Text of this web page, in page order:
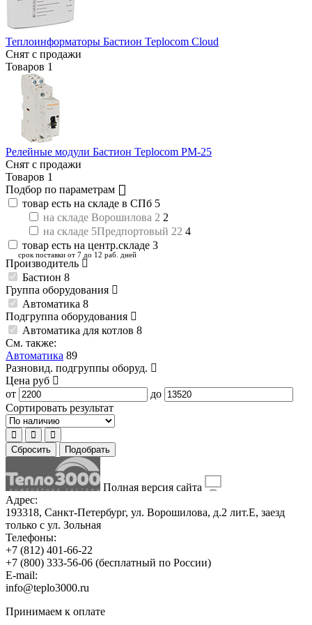
Теплоинформаторы Бастион Teplocom Cloud
Снят с продажи
Товаров 1
Релейные модули Бастион Teplocom РМ-25
Снят с продажи
Товаров 1
Подбор по параметрам
товар есть на складе в СПб 5
на складе Ворошилова 2 2
на складе 5Предпортовый 22 4
товар есть на центр.складе 3
срок поставки от 7 до 12 раб. дней
Производитель
Бастион 8
Группа оборудования
Автоматика 8
Подгруппа оборудования
Автоматика для котлов 8
См. также:
Автоматика 89
Разновид. подгруппы оборуд.
Цена руб
от
до
Сортировать результат
Сбросить Подобрать
Полная версия сайта
Адрес:
193318, Санкт-Петербург, ул. Ворошилова, д.2 лит.Е, заезд
только с ул. Зольная
Телефоны:
+7 (812) 401-66-22
+7 (800) 333-56-06 (бесплатный по России)
E-mail:
info@teplo3000.ru
Принимаем к оплате